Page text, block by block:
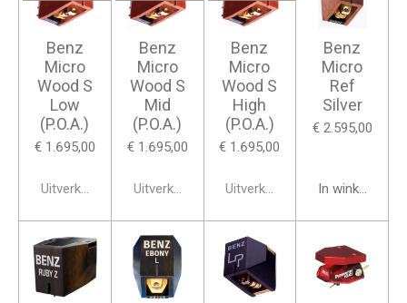
Benz
Micro
Wood S
Low
(P.O.A.)
€ 1.695,00
Uitverkocht
Benz
Micro
Wood S
Mid
(P.O.A.)
€ 1.695,00
Uitverkocht
Benz
Micro
Wood S
High
(P.O.A.)
€ 1.695,00
Uitverkocht
Benz
Micro
Ref
Silver
€ 2.595,00
In winkelwagen